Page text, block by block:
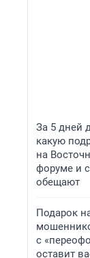
За 5 дней
какую
на
форуме и
обещают
Подарок
с
оставит